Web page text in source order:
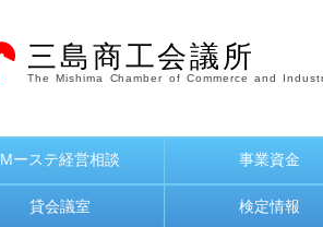
三島商工会議所
The Mishima Chamber of Commerce and
Mーステ経営相談 事業資金
貸会議室 検定情報